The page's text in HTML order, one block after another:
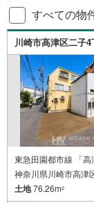
すべての物
川崎市高津区二子4
東急田園都市線 「
神奈川県川崎市高津
土地76.26m2